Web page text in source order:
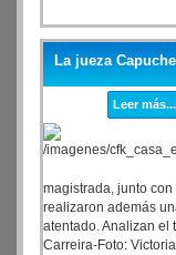
La jueza
Leer más...
magistrada, junto
realizaron además
atentado. Analizan el
Carreira-Foto: